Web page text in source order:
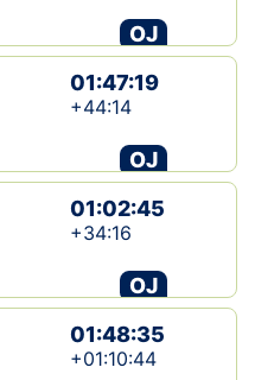
OJ
01:47:19
+44:14
OJ
01:02:45
+34:16
OJ
01:48:35
+01:10:44